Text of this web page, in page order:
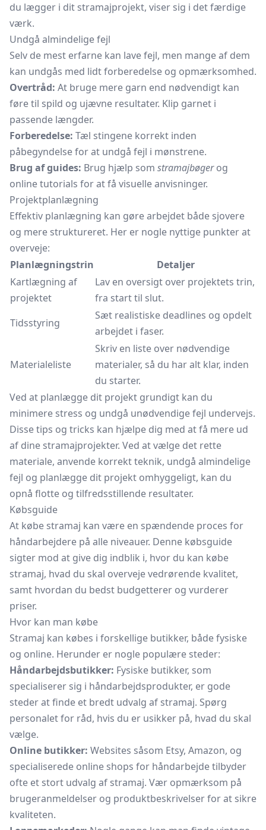
du lægger i dit stramajprojekt, viser sig i det færdige
værk.
Undgå almindelige fejl
Selv de mest erfarne kan lave fejl, men mange af dem
kan undgås med lidt forberedelse og opmærksomhed.
Overtråd: At bruge mere garn end nødvendigt kan
føre til spild og ujævne resultater. Klip garnet i
passende længder.
Forberedelse: Tæl stingene korrekt inden
påbegyndelse for at undgå fejl i mønstrene.
Brug af guides: Brug hjælp som stramajbøgerog
online tutorials for at få visuelle anvisninger.
Projektplanlægning
Effektiv planlægning kan gøre arbejdet både sjovere
og mere struktureret. Her er nogle nyttige punkter at
overveje:
Planlægningstrin
Detaljer
Kartlægning af
projektet
Lav en oversigt over projektets trin,
fra start til slut.
Tidsstyring
Sæt realistiske deadlines og opdelt
arbejdet i faser.
Materialeliste
Skriv en liste over nødvendige
materialer, så du har alt klar, inden
du starter.
Ved at planlægge dit projekt grundigt kan du
minimere stress og undgå unødvendige fejl undervejs.
Disse tips og tricks kan hjælpe dig med at få mere ud
af dine stramajprojekter. Ved at vælge det rette
materiale, anvende korrekt teknik, undgå almindelige
fejl og planlægge dit projekt omhyggeligt, kan du
opnå flotte og tilfredsstillende resultater.
Købsguide
At købe stramaj kan være en spændende proces for
håndarbejdere på alle niveauer. Denne købsguide
sigter mod at give dig indblik i, hvor du kan købe
stramaj, hvad du skal overveje vedrørende kvalitet,
samt hvordan du bedst budgetterer og vurderer
priser.
Hvor kan man købe
Stramaj kan købes i forskellige butikker, både fysiske
og online. Herunder er nogle populære steder:
Håndarbejdsbutikker: Fysiske butikker, som
specialiserer sig i håndarbejdsprodukter, er gode
steder at finde et bredt udvalg af stramaj. Spørg
personalet for råd, hvis du er usikker på, hvad du skal
vælge.
Online butikker: Websites såsom Etsy, Amazon, og
specialiserede online shops for håndarbejde tilbyder
ofte et stort udvalg af stramaj. Vær opmærksom på
brugeranmeldelser og produktbeskrivelser for at sikre
kvaliteten.